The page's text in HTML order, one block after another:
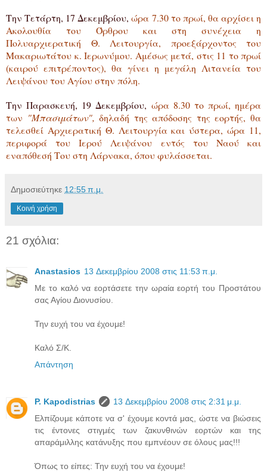
Την Τετάρτη, 17 Δεκεμβρίου, ώρα 7.30 το πρωί, θα αρχίσει η
Ακολουθία του Όρθρου και στη συνέχεια η
Πολυαρχιερατική Θ. Λειτουργία, προεξάρχοντος του
Μακαριωτάτου κ. Ιερωνύμου. Αμέσως μετά, στις 11 το πρωί
(καιρού επιτρέποντος), θα γίνει η μεγάλη Λιτανεία του
Λειψάνου του Αγίου στην πόλη.
Την Παρασκευή, 19 Δεκεμβρίου, ώρα 8.30 το πρωί, ημέρα
των "Μπασιμάτων", δηλαδή της απόδοσης της εορτής, θα
τελεσθεί Αρχιερατική Θ. Λειτουργία και ύστερα, ώρα 11,
περιφορά του Ιερού Λειψάνου εντός του Ναού και
εναπόθεσή Του στη Λάρνακα, όπου φυλάσσεται.
Δημοσιεύτηκε 12:55 π.μ.
Κοινή χρήση
21 σχόλια:
Anastasios 13 Δεκεμβρίου 2008 στις 11:53 π.μ.
Με το καλό να εορτάσετε την ωραία εορτή του Προστάτου
σας Αγίου Διονυσίου.
Την ευχή του να έχουμε!
Καλό Σ/Κ.
Απάντηση
P. Kapodistrias
13 Δεκεμβρίου 2008 στις 2:31 μ.μ.
Ελπίζουμε κάποτε να σ' έχουμε κοντά μας, ώστε να βιώσεις
τις έντονες στιγμές των ζακυνθινών εορτών και της
απαράμιλλης κατάνυξης που εμπνέουν σε όλους μας!!!
Όπως το είπες: Την ευχή του να έχουμε!